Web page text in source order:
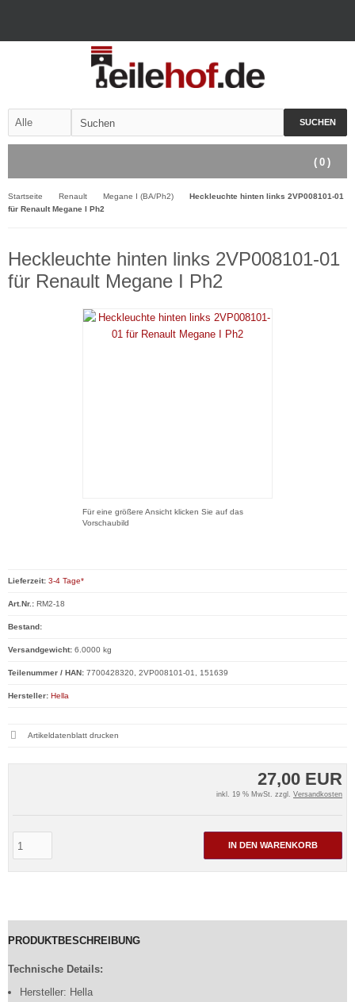
SUCHEN
( 0 )
Startseite Renault Megane I (BA/Ph2)
Heckleuchte hinten links 2VP008101-01
für Renault Megane I Ph2
Heckleuchte hinten links 2VP008101-01
für Renault Megane I Ph2
Für eine größere Ansicht klicken Sie auf das
Vorschaubild
27,00 EUR
inkl. 19 % MwSt. zzgl. Versandkosten
IN DEN WARENKORB
Lieferzeit: 3-4 Tage*
Art.Nr.: RM2-18
Bestand:
Versandgewicht: 6.0000 kg
Teilenummer / HAN: 7700428320, 2VP008101-01, 151639
Hersteller: Hella
Artikeldatenblatt drucken
PRODUKTBESCHREIBUNG
Technische Details:
Hersteller: Hella